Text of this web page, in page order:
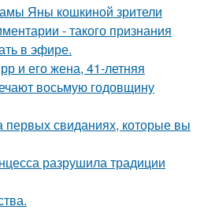
Яны кошкиной зрители
- такого признания
в эфире.
и его жена, 41-летняя
восьмую годовщину
первых свиданиях, которые вы
разрушила традиции